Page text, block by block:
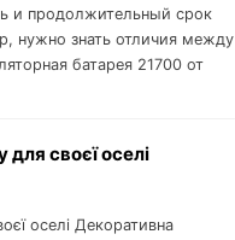
и продолжительный срок
нужно знать отличия между
батарея 21700 от
своєї оселі
оселі Декоративна